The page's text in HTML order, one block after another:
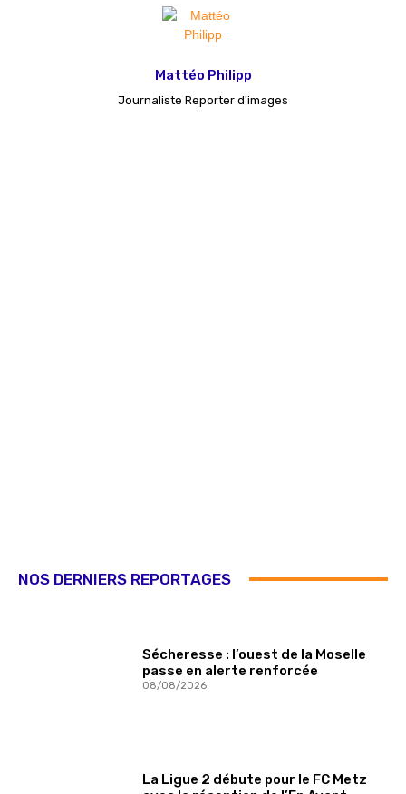
Mattéo Philipp
Journaliste Reporter d'images
NOS DERNIERS REPORTAGES
Sécheresse : l’ouest de la Moselle
passe en alerte renforcée
08/08/2026
La Ligue 2 débute pour le FC Metz